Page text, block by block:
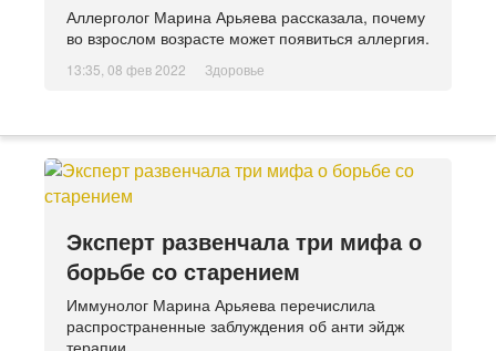
Аллерголог Марина Арьяева рассказала, почему
во взрослом возрасте может появиться аллергия.
13:35, 08 фев 2022 Здоровье
Эксперт развенчала три мифа о
борьбе со старением
Иммунолог Марина Арьяева перечислила
распространенные заблуждения об анти эйдж
терапии.